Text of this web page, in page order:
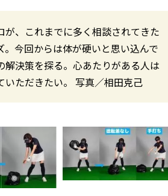
、これまでに多く相談されてきた
今回からは体が硬いと思い込んで
決策を探る。心あたりがある人は
ただきたい。 写真／相田克己